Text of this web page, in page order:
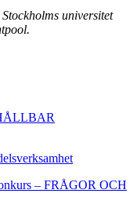
universitet
– FRÅGOR OCH